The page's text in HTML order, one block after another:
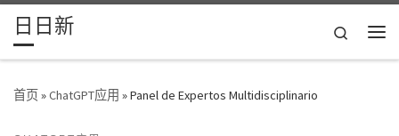
Skip to content
日日新
Search
首页»ChatGPT应用 »Panel de Expertos Multidisciplinario